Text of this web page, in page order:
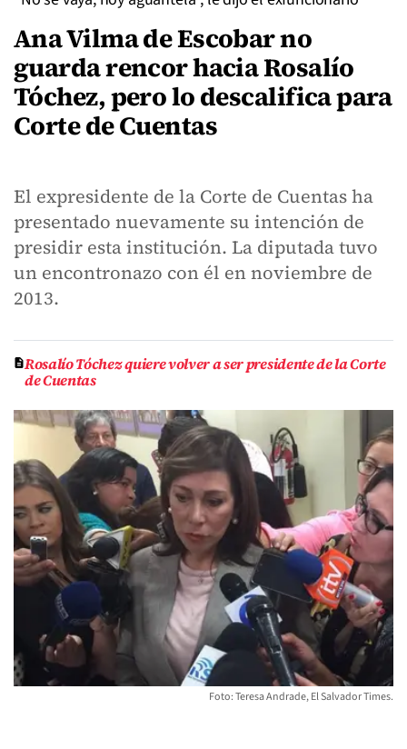
Ana Vilma de Escobar no
guarda rencor hacia Rosalío
Tóchez, pero lo descalifica para
Corte de Cuentas
El expresidente de la Corte de Cuentas ha
presentado nuevamente su intención de
presidir esta institución. La diputada tuvo
un encontronazo con él en noviembre de
2013.
Rosalío Tóchez quiere volver a ser presidente de la Corte
de Cuentas
Foto: Teresa Andrade, El Salvador Times.